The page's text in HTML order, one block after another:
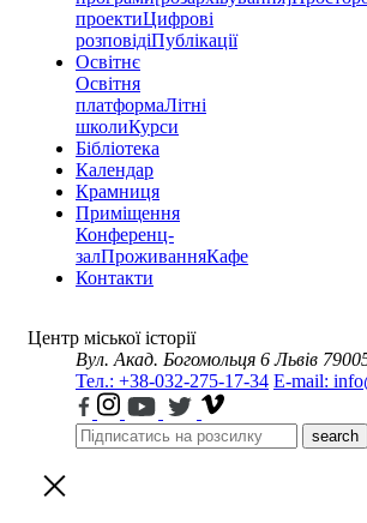
проектиЦифрові
розповідіПублікації
Освітнє
Освітня
платформаЛітні
школиКурси
Бібліотека
Календар
Крамниця
Приміщення
Конференц-
залПроживанняКафе
Контакти
Центр міської історії
Вул. Акад. Богомольця 6 Львів
Тел.: +38-032-275-17-34 E-mail:
search